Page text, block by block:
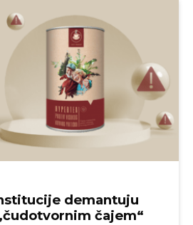
demantuju
čajem“